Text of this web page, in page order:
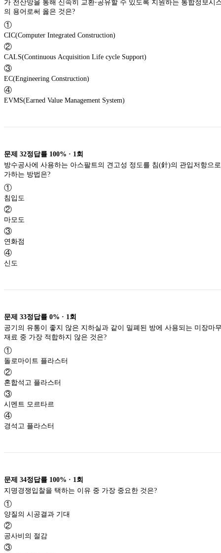
가 전산망을 통해 신속히 교환 공유할 수 있도록 지원하는 통합정보시
의 용어로써 옳은 것은?
①
CIC(Computer Integrated Construction)
②
CALS(Continuous Acquisition Life cycle Support)
③
EC(Engineering Construction)
④
EVMS(Earned Value Management System)
문제 32정답률 100% · 1 회
방수공사에 사용하는 아스팔트의 견고성 정도를 침(針)의 관입저항으
가하는 방법은?
①
침입도
②
마모도
③
연화점
④
신도
문제 33정답률 0% · 1 회
공기의 유통이 좋지 않은 지하실과 같이 밀폐된 방에 사용되는 미장마
재료 중 가장 적합하지 않은 것은?
①
돌로마이트 플라스터
②
혼합석고 플라스터
③
시멘트 모르타르
④
경석고 플라스터
문제 34정답률 100% · 1 회
지명경쟁입찰을 택하는 이유 중 가장 중요한 것은?
①
양질의 시공결과 기대
②
공사비의 절감
③